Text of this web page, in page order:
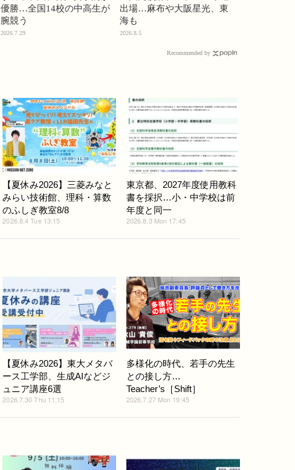
優勝…全国14校の中高生が
腕競う
2026.7.29
出場…麻布や大阪星光、東
海も
2026.8.5
Recommended by
【夏休み2026】三菱みなと
みらい技術館、理科・算数
のふしぎ教室8/8
2026.8.4 Tue 13:15
東京都、2027年度使用教科
書を採択…小・中学校は前
年度と同一
2026.8.3 Mon 17:45
【夏休み2026】東大メタバ
ース工学部、生成AIなどジ
ュニア講座6選
2026.7.30 Thu 11:15
多様化の時代、若手の先生
との接し方…
Teacher’s［Shift］
2026.7.27 Mon 19:45